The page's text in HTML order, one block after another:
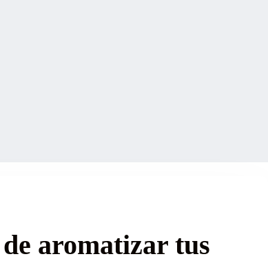
aromatizar tus